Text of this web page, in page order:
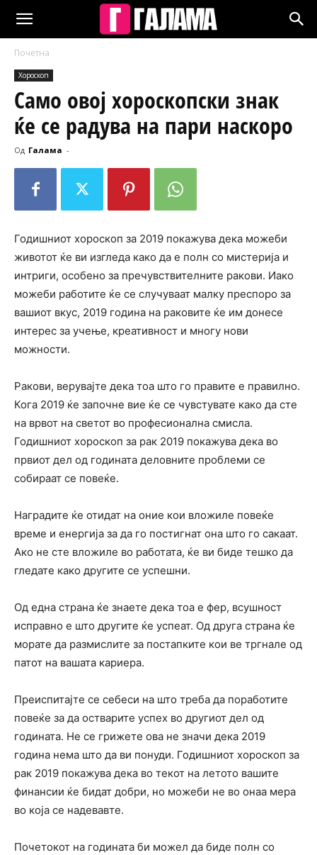
Почетна
Хороскоп
Само овој хороскопски знак
ќе се радува на пари наскоро
Од Галама -
Годишниот хороскоп за 2019 покажува дека можеби
животот ќе ви изгледа како да е полн со мистерија и
интриги, особено за пречувствителните ракови. Иако
можеби работите ќе се случуваат малку преспоро за
вашиот вкус, 2019 година на раковите ќе им донесе
интерес за учење, креативност и многу нови
можности.
Ракови, верувајте дека тоа што го правите е правилно.
Кога 2019 ќе започне вие ќе се чувстувате како да сте
на врвот на светот во професионална смисла.
Годишниот хороскоп за рак 2019 покажува дека во
првиот дел од годината деловните проблеми се
собираат се повеќе.
Наградите ќе отидат на оние кои вложиле повеќе
време и енергија за да го постигнат она што го сакаат.
Ако не сте вложиле во работата, ќе ви биде тешко да
гледате како другите се успешни.
Од една страна ќе знаете дека тоа е фер, всушност
исправно е што другите ќе успеат. Од друга страна ќе
морате да размислите за постапките кои ве тргнале од
патот на вашата кариера.
Преиспитајте се себеси на што треба да поработите
повеќе за да остварите успех во другиот дел од
годината. Не се грижете ова не значи дека 2019
година нема што да ви понуди. Годишниот хороскоп за
рак 2019 покажува дека во текот на летото вашите
финансии ќе бидат добри, но можеби не во онаа мера
во која се надевавте.
Почетокот на годината би можел да биде полн со